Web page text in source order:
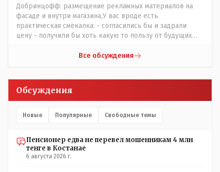
Добринцофф: размещение рекламных материалов на
фасаде и внутри магазина,У вас вроде есть
практическая смекалка: - согласились бы и задрали
цену - получили бы хоть какую то пользу от будущих
шерсти клок, тем более эта тётенька платила бы не со
Все обсуждения
Обсуждения
Новые Популярные Свободные темы
Пенсионер едва не перевел мошенникам 4 млн
тенге в Костанае
6 августа 2026 г.